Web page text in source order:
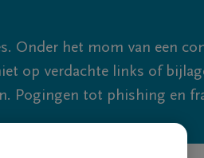
Onder het mom van een
op verdachte links of
Pogingen tot phishing en